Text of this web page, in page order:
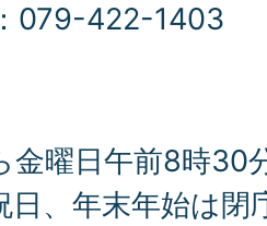
079-422-1403
金曜日午前8時30
日、年末年始は閉